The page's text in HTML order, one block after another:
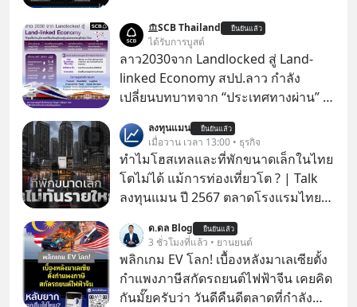
SCB Thailand ยืนยันแล้ว
ได้รับการบูสต์
ลาว2030จาก Landlocked สู่ Land-
linked Economy สปป.ลาว กำลัง
เปลี่ยนบทบาทจาก “ประเทศทางผ่าน” สู่
ของอนุภูมิภาคลุ่มแม่น้ำโขง
ลงทุนแมน ยืนยันแล้ว
เมื่อวาน เวลา 13:00 • ธุรกิจ
ทำไมโฮสเทลและที่พักขนาดเล็กในไทย
โตไม่ได้ แม้การท่องเที่ยวโต ? | Talk
ลงทุนแมน ปี 2567 ตลาดโรงแรมไทย
หรือไม่ว่า รายได้กว่า 85% กระจุกอยู่กับ
ผู้ประกอบการรายใหญ่ และมีอัตราการ
เติบโตได้ถึง 16% ขณะที่ผู้ประกอบการ
โฮสเทลและที่พักขนาดเล็ก ซึ่งมีสัดส่วน
ด.ดล Blog ยืนยันแล้ว
3 ชั่วโมงที่แล้ว • ยานยนต์
พลิกเกม EV โลก! เบื้องหลังมาเลเซียตั้ง
กำแพงภาษีสกัดรถยนต์ไฟฟ้าจีน เคยคิด
กันมั๊ยครับว่า วันดีคืนดีตลาดที่กำลัง